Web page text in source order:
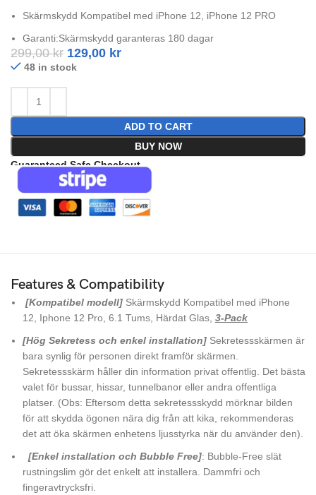
Skärmskydd Kompatibel med iPhone 12, iPhone 12 PRO
Garanti:Skärmskydd garanteras 180 dagar
299,00kr 129,00 kr
48 in stock
ADD TO CART
BUY NOW
Guaranteed Safe Checkout
Features & Compatibility
[Kompatibel modell] Skärmskydd Kompatibel med iPhone
12, Iphone 12 Pro, 6.1 Tums, Härdat Glas, 3-Pack
[Hög Sekretess och enkel installation] Sekretessskärmen är
bara synlig för personen direkt framför skärmen.
Sekretessskärm håller din information privat offentlig. Det bästa
valet för bussar, hissar, tunnelbanor eller andra offentliga
platser. (Obs: Eftersom detta sekretessskydd mörknar bilden
för att skydda ögonen nära dig från att kika, rekommenderas
det att öka skärmen enhetens ljusstyrka när du använder den).
[Enkel installation och Bubble Free]: Bubble-Free slät
rustningslim gör det enkelt att installera. Dammfri och
fingeravtrycksfri.